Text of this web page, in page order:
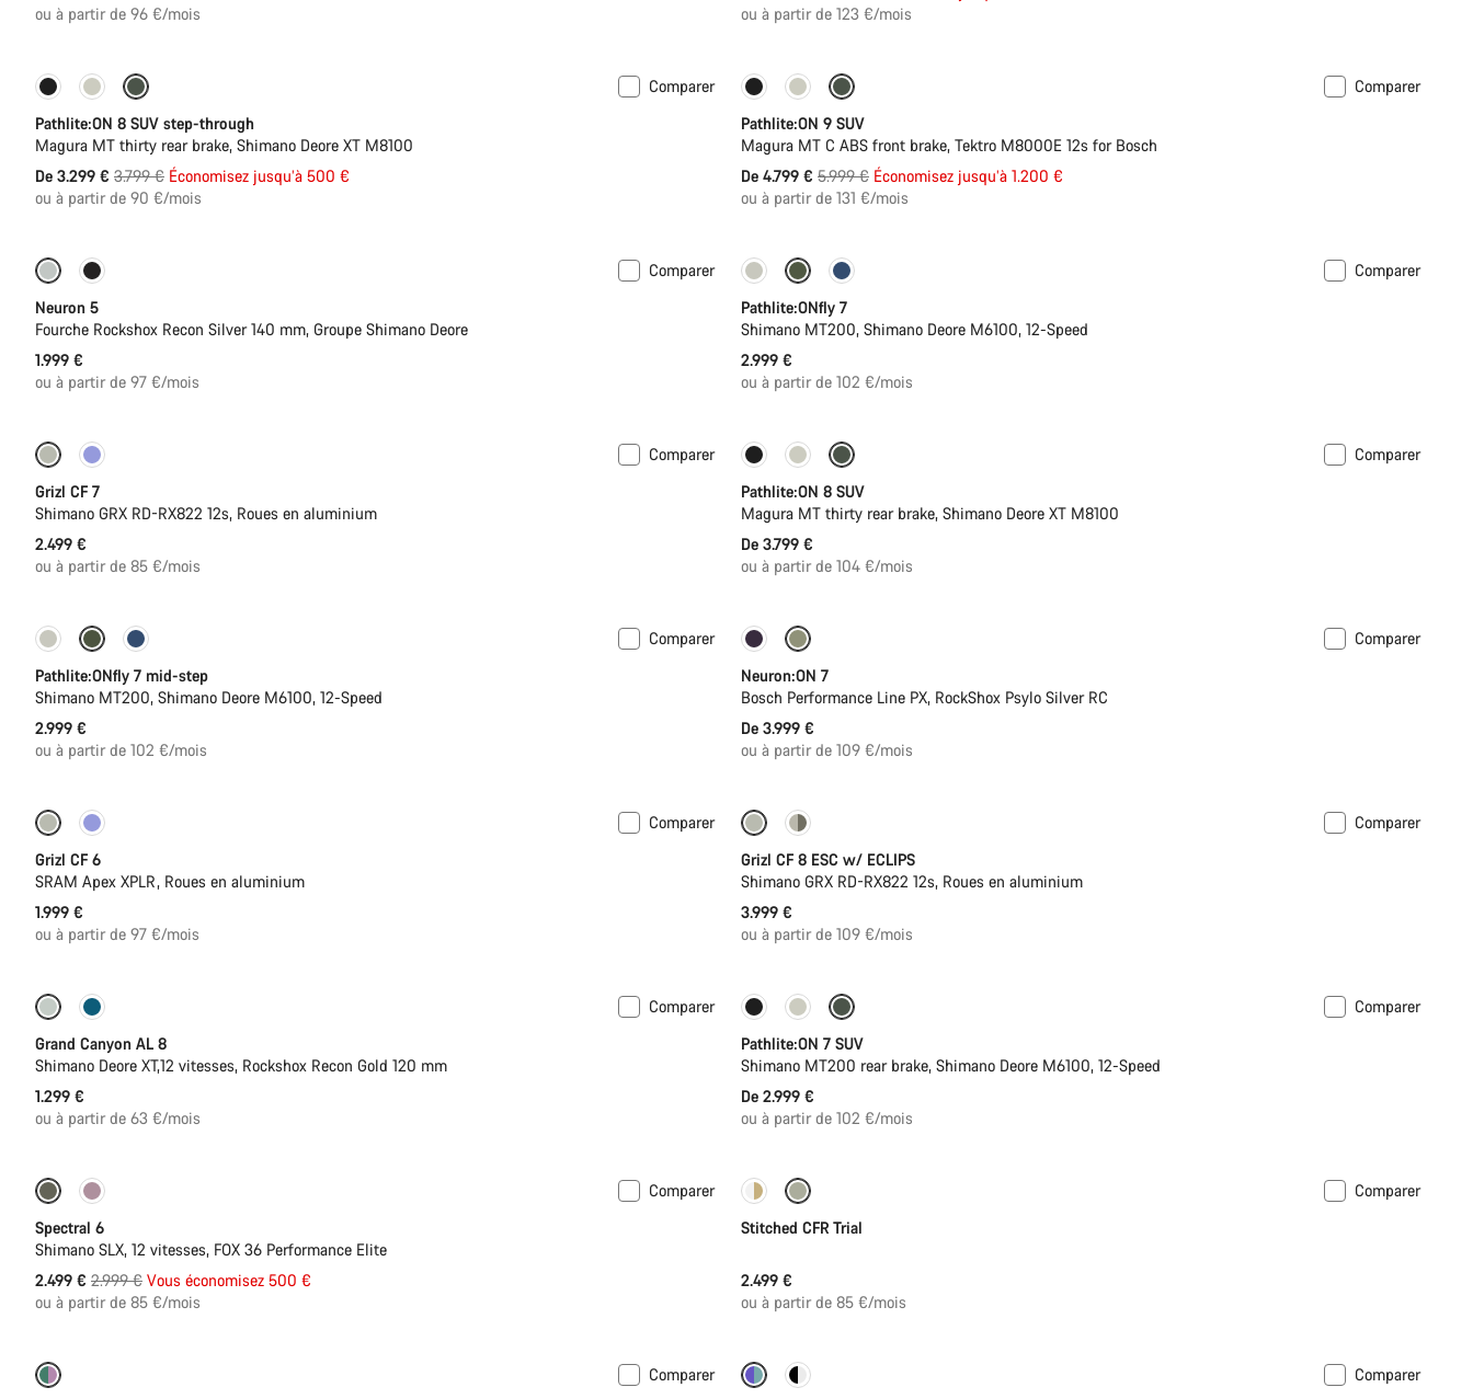
ou à partir de 96 €/mois
ou à partir de 123 €/mois
-13% Nouvelles disponibilités
Comparer
Pathlite:ON 8 SUV step-through
Magura MT thirty rear brake, Shimano Deore XT M8100
De 3.299 € Prix
3.799 € Économisez jusqu’à 500 €
ou à partir de 90 €/mois
-20%
Comparer
Pathlite:ON 9 SUV
Magura MT C ABS front brake, Tektro M8000E 12s for Bosch
De 4.799 € Prix
5.999 € Économisez jusqu’à 1.200 €
ou à partir de 131 €/mois
Nouveau
Comparer
Neuron 5
Fourche Rockshox Recon Silver 140 mm, Groupe Shimano Deore
1.999 €
ou à partir de 97 €/mois
Comparer
Pathlite:ONfly 7
Shimano MT200, Shimano Deore M6100, 12-Speed
2.999 €
ou à partir de 102 €/mois
Comparer
Grizl CF 7
Shimano GRX RD-RX822 12s, Roues en aluminium
2.499 €
ou à partir de 85 €/mois
Nouvelles disponibilités
Comparer
Pathlite:ON 8 SUV
Magura MT thirty rear brake, Shimano Deore XT M8100
De 3.799 €
ou à partir de 104 €/mois
Comparer
Pathlite:ONfly 7 mid-step
Shimano MT200, Shimano Deore M6100, 12-Speed
2.999 €
ou à partir de 102 €/mois
Nouveau
Comparer
Neuron:ON 7
Bosch Performance Line PX, RockShox Psylo Silver RC
De 3.999 €
ou à partir de 109 €/mois
Comparer
Grizl CF 6
SRAM Apex XPLR, Roues en aluminium
1.999 €
ou à partir de 97 €/mois
Nouvelles disponibilités
Comparer
Grizl CF 8 ESC w/ ECLIPS
Shimano GRX RD-RX822 12s, Roues en aluminium
3.999 €
ou à partir de 109 €/mois
Nouveau
Comparer
Grand Canyon AL 8
Shimano Deore XT,12 vitesses, Rockshox Recon Gold 120 mm
1.299 €
ou à partir de 63 €/mois
Comparer
Pathlite:ON 7 SUV
Shimano MT200 rear brake, Shimano Deore M6100, 12-Speed
De 2.999 €
ou à partir de 102 €/mois
-17%
Comparer
Spectral 6
Shimano SLX, 12 vitesses, FOX 36 Performance Elite
2.499 € Prix
2.999 € Vous économisez 500 €
ou à partir de 85 €/mois
Le choix de Fabio Wibmer
Comparer
Stitched CFR Trial
2.499 €
ou à partir de 85 €/mois
Comparer
Capteur de puissance
Comparer